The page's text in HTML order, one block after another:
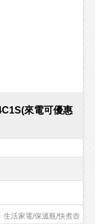
來電可優惠
生活家電/保溫瓶/快煮壺